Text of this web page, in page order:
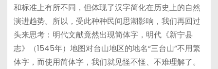
和标准上有所不同，但体现了汉字简化在历史上的自然
演进趋势。所以，受此种种民间思潮影响，我们再回过
头来思考：明代文献竟然出现简体字，明代《新宁县
志》（1545年）地图对台山地区的地名“三台山”不用繁
体字，而使用简体字，我们就见怪不怪、不难理解了。